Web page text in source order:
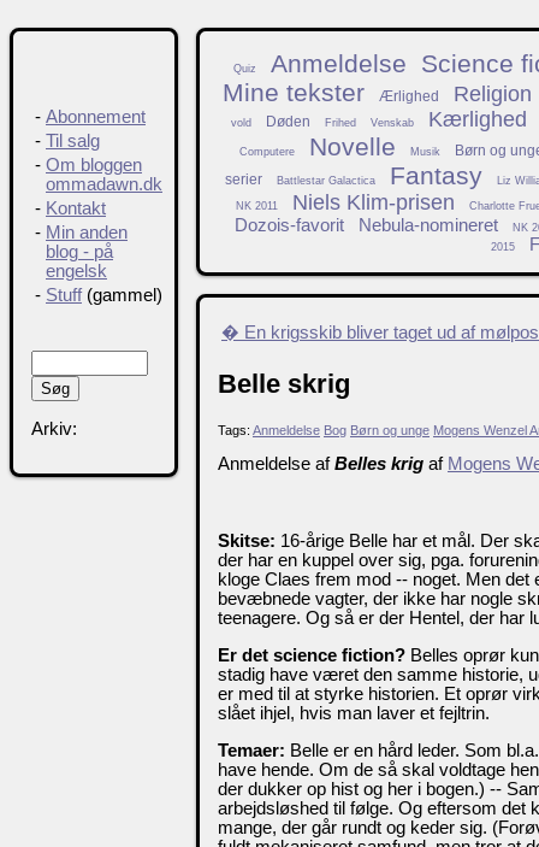
Quiz Anmeldelse
Science
Mine tekster
Ærlighed Religion
vold Døden Frihed Venskab Kærlighed
Computere Novelle Musik
Børn og
serier
Battlestar Galactica Fantasy Liz
NK 2011 Niels Klim-prisen Charlotte
Dozois-favorit Nebula-nomineret
NK
2015
� En krigsskib bliver taget ud af
Belle skrig
Tags: Anmeldelse Bog Børn og unge Mogens Wenzel
Anmeldelse afBelles krig af Mogens
Skitse: 16-årige Belle har et mål. Der
der har en kuppel over sig, pga.
kloge Claes frem mod -- noget. Men
bevæbnede vagter, der ikke har nogle
teenagere. Og så er der Hentel, der har
Er det science fiction? Belles oprør
stadig have været den samme historie,
er med til at styrke historien. Et oprør
slået ihjel, hvis man laver et fejltrin.
Temaer: Belle er en hård leder. Som
have hende. Om de så skal voldtage
der dukker op hist og her i bogen.) --
arbejdsløshed til følge. Og eftersom det
mange, der går rundt og keder sig.
- Abonnement
- Til salg
- Om bloggen
ommadawn.dk
- Kontakt
- Min anden
blog - på
engelsk
- Stuff(gammel)
Arkiv: